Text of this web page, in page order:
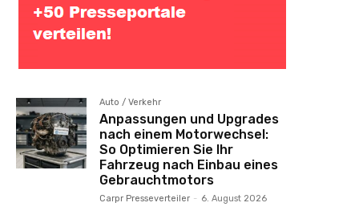
Auto / Verkehr
Anpassungen und Upgrades
nach einem Motorwechsel:
So Optimieren Sie Ihr
Fahrzeug nach Einbau eines
Gebrauchtmotors
Carpr Presseverteiler - 6. August 2026